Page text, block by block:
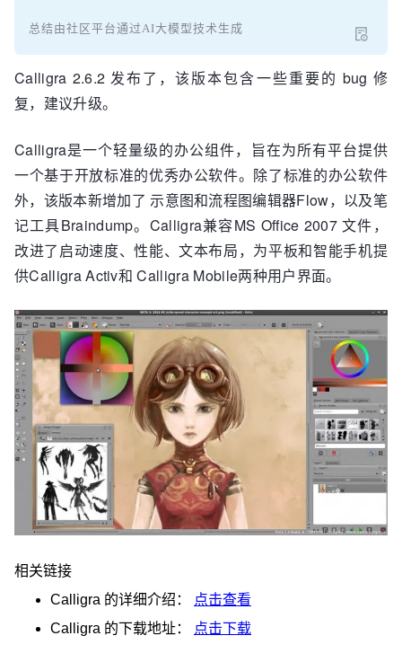
总结由社区平台通过AI大模型技术生成
Calligra 2.6.2 发布了，该版本包含一些重要的 bug 修
复，建议升级。
Calligra是一个轻量级的办公组件，旨在为所有平台提供
一个基于开放标准的优秀办公软件。除了标准的办公软件
外，该版本新增加了 示意图和流程图编辑器Flow，以及笔
记工具Braindump。Calligra兼容MS Office 2007 文件，
改进了启动速度、性能、文本布局，为平板和智能手机提
供Calligra Activ和 Calligra Mobile两种用户界面。
相关链接
Calligra 的详细介绍：
点击查看
Calligra 的下载地址： 点击下载